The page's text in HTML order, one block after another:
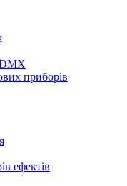
приборів
ефектів